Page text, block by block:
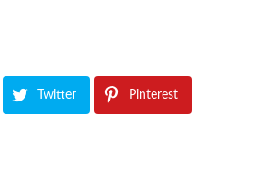
Twitter Pinterest